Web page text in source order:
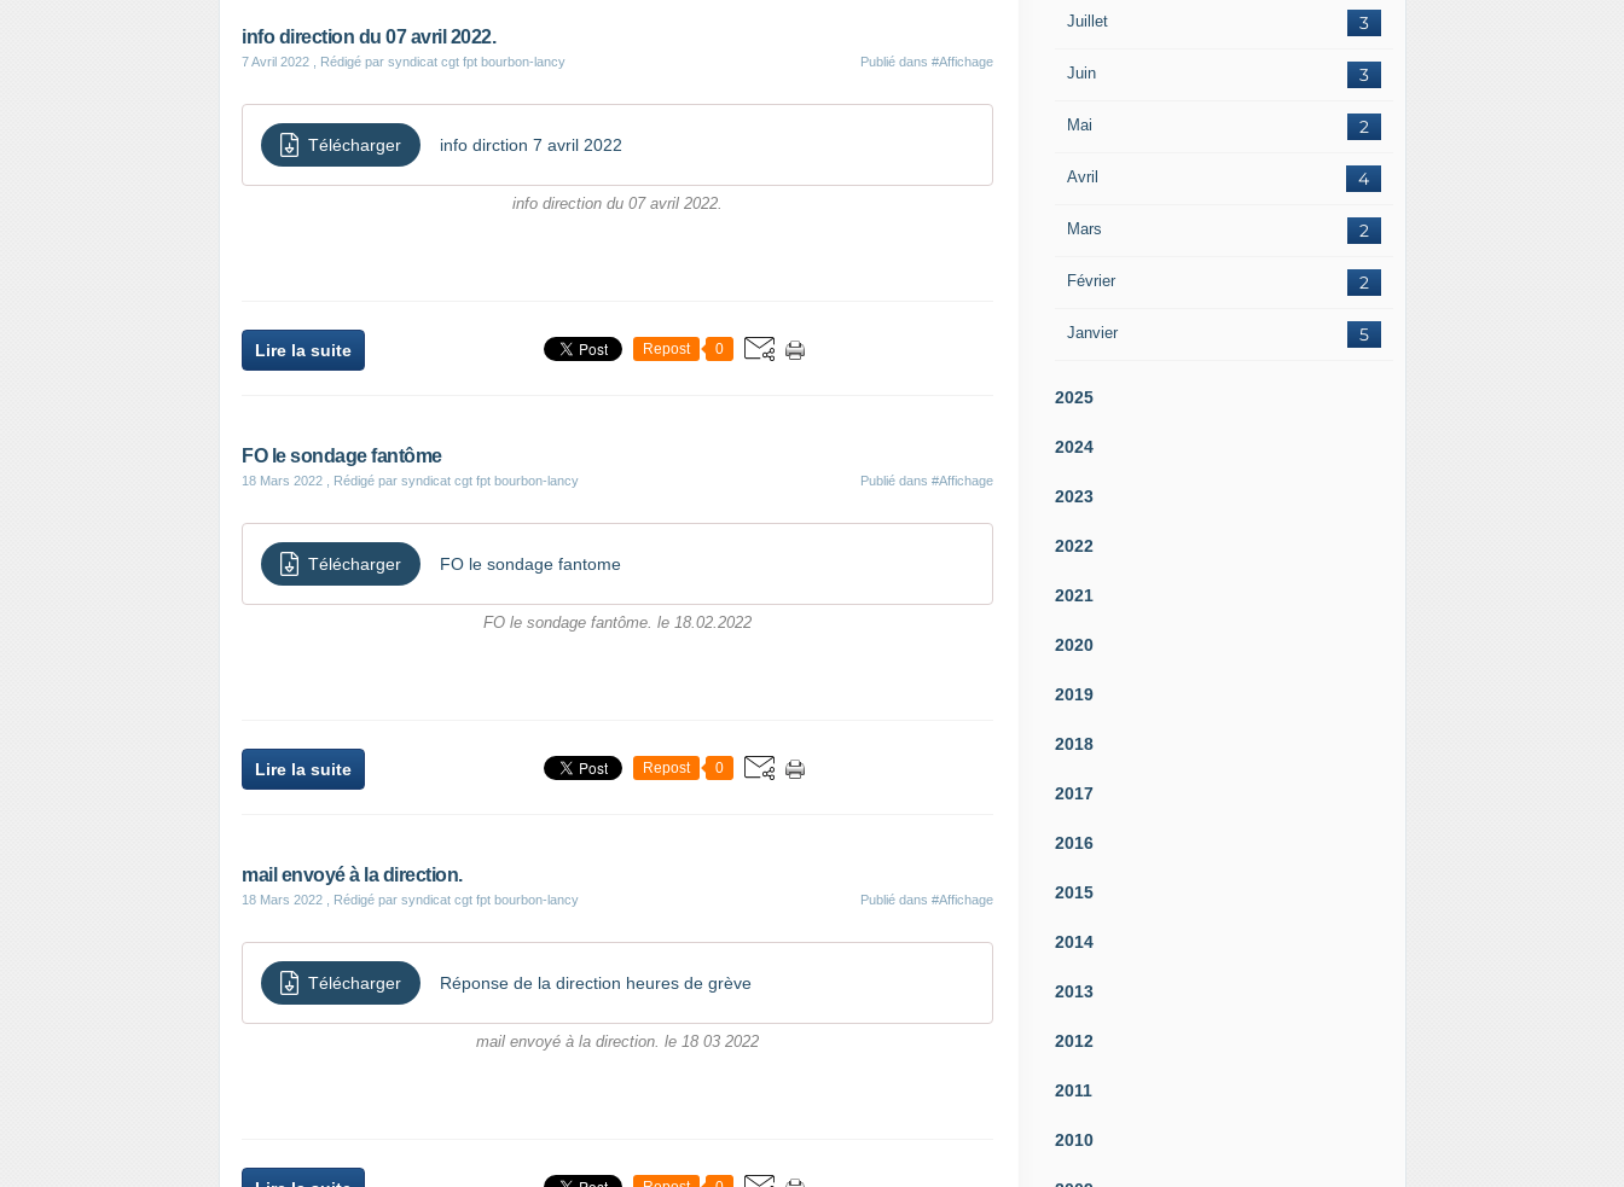
info direction du 07 avril 2022.
7 Avril 2022 , Rédigé par syndicat cgt fpt bourbon-lancy Publié dans #Affichage
Télécharger info dirction 7 avril 2022
info direction du 07 avril 2022.
Lire la suite Repost 0
FO le sondage fantôme
18 Mars 2022 , Rédigé par syndicat cgt fpt bourbon-lancy Publié dans #Affichage
Télécharger FO le sondage fantome
FO le sondage fantôme. le 18.02.2022
Lire la suite Repost 0
mail envoyé à la direction.
18 Mars 2022 , Rédigé par syndicat cgt fpt bourbon-lancy Publié dans #Affichage
Télécharger Réponse de la direction heures de grève
mail envoyé à la direction. le 18 03 2022
Juillet 3
Juin 3
Mai 2
Avril 4
Mars 2
Février 2
Janvier 5
2025
2024
2023
2022
2021
2020
2019
2018
2017
2016
2015
2014
2013
2012
2011
2010